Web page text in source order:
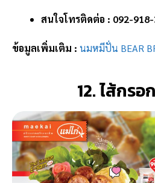
สนใจโทรติดต่อ : 092-
ข้อมูลเพิ่มเติม : นมหมีปั่น BEAR
12. ไส้กรอ